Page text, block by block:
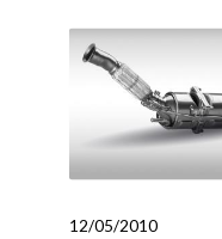
12/05/2010